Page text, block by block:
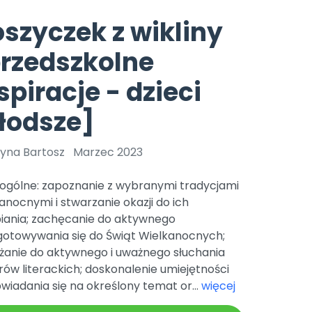
Pomoc
Nowości
Zapowiedzi
Polecamy
Promocje
czerwca 2024 r. uzyskała
Online.
Pomoc zwierzętom
Książka (dla) Przedszkolaka
Promowanie czytelnictwa
TikTok
Zobacz nas na TikToku
YouTube
Filmy edukacyjne
z wikliny
- dzieci
Bartosz Marzec 2023
zapoznanie z wybranymi tradycjami
i stwarzanie okazji do ich
zachęcanie do aktywnego
się do Świąt Wielkanocnych;
do aktywnego i uważnego słuchania
literackich; doskonalenie umiejętności
się na określony temat or... więcej